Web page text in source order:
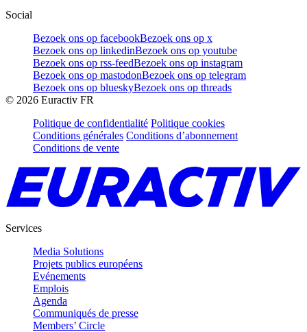
Social
Bezoek ons op facebookBezoek ons op x
Bezoek ons op linkedinBezoek ons op youtube
Bezoek ons op rss-feedBezoek ons op instagram
Bezoek ons op mastodonBezoek ons op telegram
Bezoek ons op blueskyBezoek ons op threads
© 2026 Euractiv FR
Politique de confidentialité Politique cookies
Conditions générales Conditions d’abonnement
Conditions de vente
Services
Media Solutions
Projets publics européens
Evénements
Emplois
Agenda
Communiqués de presse
Members’ Circle